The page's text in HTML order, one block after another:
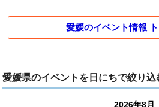
愛媛のイベント情報
愛媛県のイベントを日にちで絞り込
2026年8月